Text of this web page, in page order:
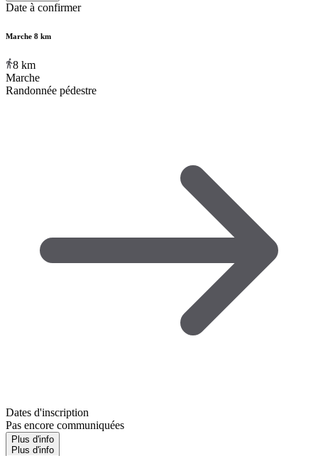
Date à confirmer
Marche 8 km
8 km
Marche
Randonnée pédestre
Dates d'inscription
Pas encore communiquées
Plus d'info
Plus d'info